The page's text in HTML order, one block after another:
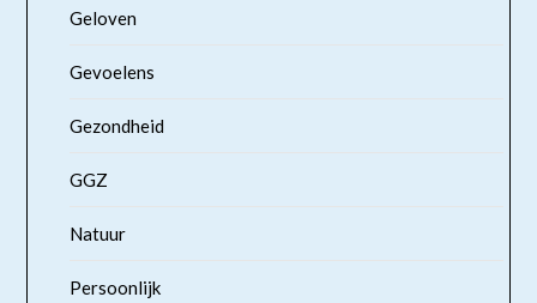
Geloven
Gevoelens
Gezondheid
GGZ
Natuur
Persoonlijk